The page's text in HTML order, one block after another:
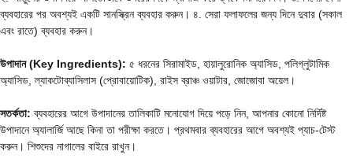
ব্যবহারের পর অবশ্যই একটি সানস্ক্রিন ব্যবহার করুন। ৪. সেরা ফলাফলের জন্য দিনে দুবার (সকাল
এবং রাতে) ব্যবহার করুন।
উপাদান (Key Ingredients): ৫ ধরনের সিরামাইড, হায়ালুরোনিক অ্যাসিড, পলিগ্লুটামিক
অ্যাসিড, ল্যাকটোব্যাসিলাস (প্রোবায়োটিক), রাইস ব্রাঞ্চ ওয়াটার, জোজোবা অয়েল।
সতর্কতা: ব্যবহারের আগে উপাদানের তালিকাটি মনোযোগ দিয়ে পড়ে নিন, আপনার কোনো নির্দিষ্ট
উপাদানে অ্যালার্জি আছে কিনা তা পরীক্ষা করতে। প্রথমবার ব্যবহারের আগে অবশ্যই প্যাচ-টেস্ট
করুন। শিশুদের নাগালের বাইরে রাখুন।